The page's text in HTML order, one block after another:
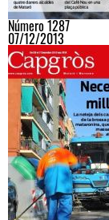
Número 1287
07/12/2013